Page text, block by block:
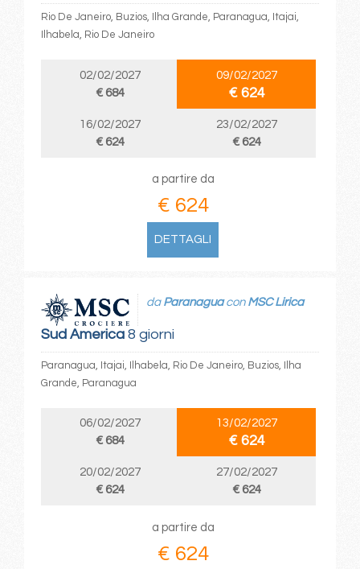
Rio De Janeiro, Buzios, Ilha Grande, Paranagua, Itajai,
Ilhabela, Rio De Janeiro
02/02/2027
€ 684
09/02/2027
€ 624
16/02/2027
€ 624
23/02/2027
€ 624
a partire da
€ 624
DETTAGLI
Sud America8 giorni
da Paranaguacon MSC Lirica
Paranagua, Itajai, Ilhabela, Rio De Janeiro, Buzios, Ilha
Grande, Paranagua
06/02/2027
€ 684
13/02/2027
€ 624
20/02/2027
€ 624
27/02/2027
€ 624
a partire da
€ 624